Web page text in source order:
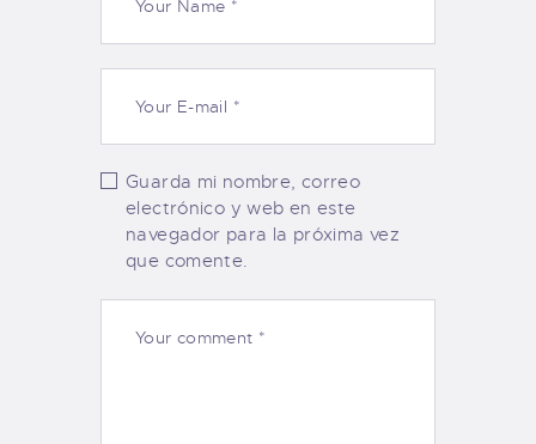
Guarda mi nombre, correo
electrónico y web en este
navegador para la próxima vez
que comente.